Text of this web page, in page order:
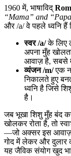
1960 में, भाषाविद्
“Mama” and
और /a/ वे पहले ध्वनि हैं
स्वर /a/के लिए
अपना मुँह
आवाज़ है, सबसे
व्यंजन /m/एक
निकालते हुए
ध्वनि है जिसे
है।
जब भूखा शिशु मुँह बंद
खोलकर रोता है, तो
—जो अक्सर इस आवाज़
गोद में लेकर और दुलार
यह जैविक संयोग खुद